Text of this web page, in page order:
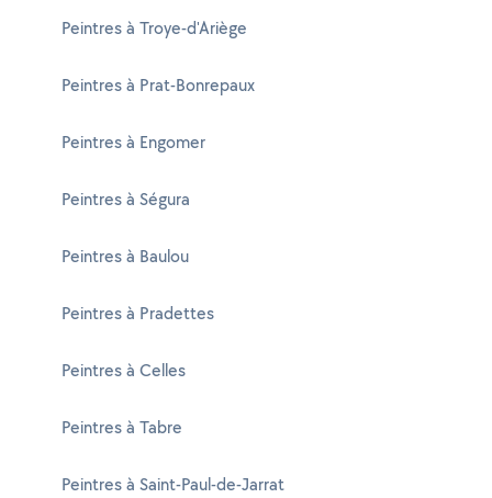
Peintres à Troye-d'Ariège
Peintres à Prat-Bonrepaux
Peintres à Engomer
Peintres à Ségura
Peintres à Baulou
Peintres à Pradettes
Peintres à Celles
Peintres à Tabre
Peintres à Saint-Paul-de-Jarrat